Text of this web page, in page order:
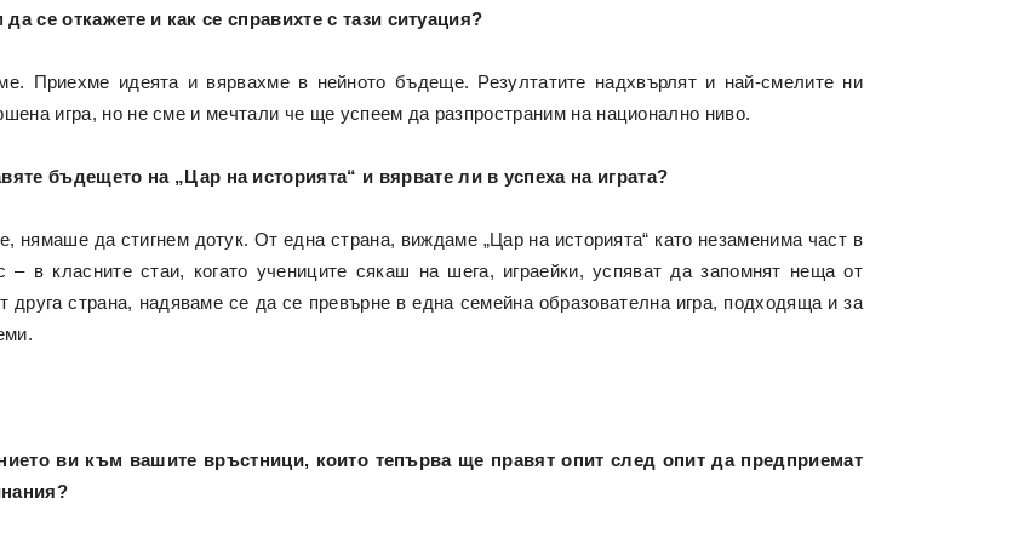
се откажете и как се справихте с тази ситуация?
Приехме идеята и вярвахме в нейното бъдеще. Резултатите надхвърлят и най-смелите ни
игра, но не сме и мечтали че ще успеем да разпространим на национално ниво.
бъдещето на „Цар на историята“ и вярвате ли в успеха на играта?
нямаше да стигнем дотук. От една страна, виждаме „Цар на историята“ като незаменима част в
– в класните стаи, когато учениците сякаш на шега, играейки, успяват да запомнят неща от
друга страна, надяваме се да се превърне в една семейна образователна игра, подходяща и за
ви към вашите връстници, които тепърва ще правят опит след опит да предприемат